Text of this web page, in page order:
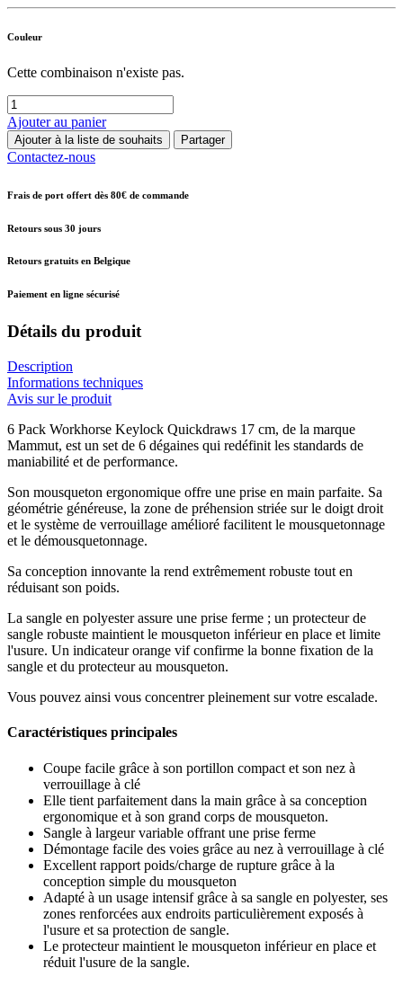
Couleur
Cette combinaison n'existe pas.
Ajouter au panier
Ajouter à la liste de souhaits Partager
Contactez-nous
Frais de port offert dès 80€ de commande
Retours sous 30 jours
Retours gratuits en Belgique
Paiement en ligne sécurisé
Détails du produit
Description
Informations techniques
Avis sur le produit
6 Pack Workhorse Keylock Quickdraws 17 cm, de la marque
Mammut, est un set de 6 dégaines qui redéfinit les standards de
maniabilité et de performance.
Son mousqueton ergonomique offre une prise en main parfaite. Sa
géométrie généreuse, la zone de préhension striée sur le doigt droit
et le système de verrouillage amélioré facilitent le mousquetonnage
et le démousquetonnage.
Sa conception innovante la rend extrêmement robuste tout en
réduisant son poids.
La sangle en polyester assure une prise ferme ; un protecteur de
sangle robuste maintient le mousqueton inférieur en place et limite
l'usure. Un indicateur orange vif confirme la bonne fixation de la
sangle et du protecteur au mousqueton.
Vous pouvez ainsi vous concentrer pleinement sur votre escalade.
Caractéristiques principales
Coupe facile grâce à son portillon compact et son nez à
verrouillage à clé
Elle tient parfaitement dans la main grâce à sa conception
ergonomique et à son grand corps de mousqueton.
Sangle à largeur variable offrant une prise ferme
Démontage facile des voies grâce au nez à verrouillage à clé
Excellent rapport poids/charge de rupture grâce à la
conception simple du mousqueton
Adapté à un usage intensif grâce à sa sangle en polyester, ses
zones renforcées aux endroits particulièrement exposés à
l'usure et sa protection de sangle.
Le protecteur maintient le mousqueton inférieur en place et
réduit l'usure de la sangle.